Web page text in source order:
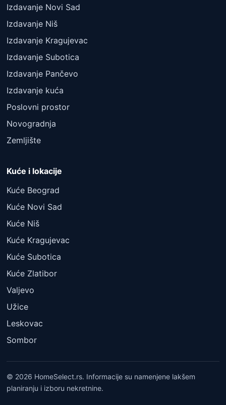
Izdavanje Novi Sad
Izdavanje Niš
Izdavanje Kragujevac
Izdavanje Subotica
Izdavanje Pančevo
Izdavanje kuća
Poslovni prostor
Novogradnja
Zemljište
Kuće i lokacije
Kuće Beograd
Kuće Novi Sad
Kuće Niš
Kuće Kragujevac
Kuće Subotica
Kuće Zlatibor
Valjevo
Užice
Leskovac
Sombor
© 2026 HomeSelect.rs. Informacije su namenjene lakšem
planiranju i izboru nekretnine.